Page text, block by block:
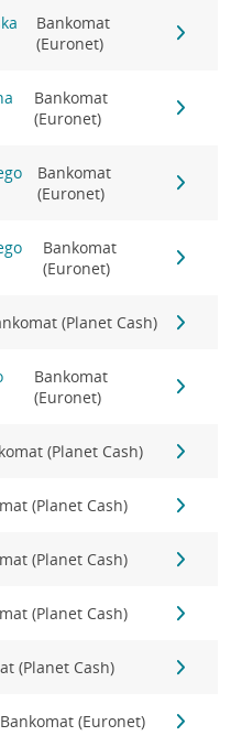
Bankomat
(Euronet)
Bankomat
(Euronet)
Bankomat
(Euronet)
Bankomat
(Euronet)
(Planet Cash)
Bankomat
(Euronet)
(Planet Cash)
(Planet Cash)
(Planet Cash)
(Planet Cash)
(Planet Cash)
Bankomat (Euronet)